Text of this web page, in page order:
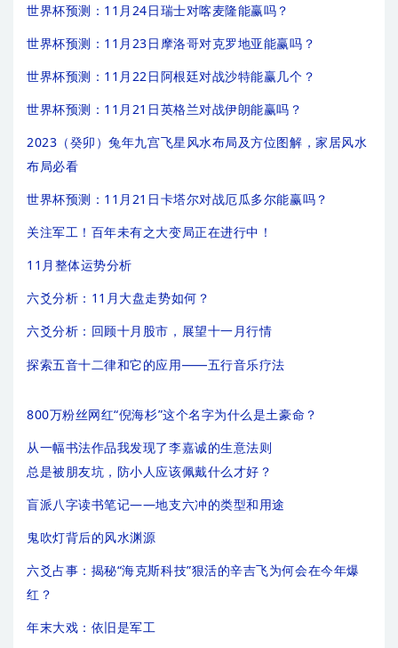
世界杯预测：11月24日瑞士对喀麦隆能赢吗？
世界杯预测：11月23日摩洛哥对克罗地亚能赢吗？
世界杯预测：11月22日阿根廷对战沙特能赢几个？
世界杯预测：11月21日英格兰对战伊朗能赢吗？
2023（癸卯）兔年九宫飞星风水布局及方位图解，家居风水
布局必看
世界杯预测：11月21日卡塔尔对战厄瓜多尔能赢吗？
关注军工！百年未有之大变局正在进行中！
11月整体运势分析
六爻分析：11月大盘走势如何？
六爻分析：回顾十月股市，展望十一月行情
探索五音十二律和它的应用——五行音乐疗法
800万粉丝网红“倪海杉”这个名字为什么是土豪命？
从一幅书法作品我发现了李嘉诚的生意法则
总是被朋友坑，防小人应该佩戴什么才好？
盲派八字读书笔记——地支六冲的类型和用途
鬼吹灯背后的风水渊源
六爻占事：揭秘“海克斯科技”狠活的辛吉飞为何会在今年爆
红？
年末大戏：依旧是军工